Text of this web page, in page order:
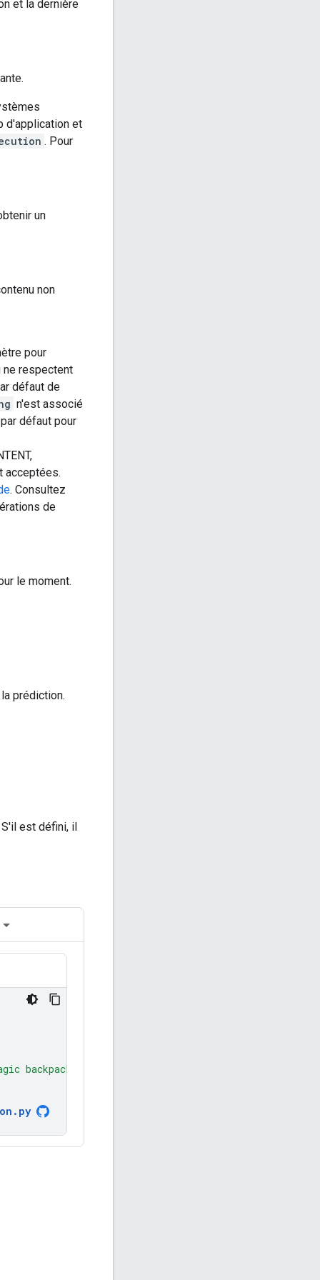
et la dernière
d'application et
. Pour
un
non
pour
ne respectent
défaut de
n'est associé
défaut pour
acceptées.
. Consultez
de
le moment.
prédiction.
est défini, il
backpack."
. py